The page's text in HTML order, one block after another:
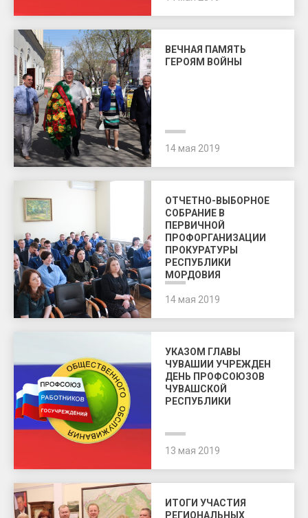
ВЕЧНАЯ ПАМЯТЬ
ГЕРОЯМ ВОЙНЫ
14 мая 2019
ОТЧЕТНО-ВЫБОРНОЕ
СОБРАНИЕ В
ПЕРВИЧНОЙ
ПРОФОРГАНИЗАЦИИ
ПРОКУРАТУРЫ
РЕСПУБЛИКИ
МОРДОВИЯ
14 мая 2019
УКАЗОМ ГЛАВЫ
ЧУВАШИИ УЧРЕЖДЕН
ДЕНЬ ПРОФСОЮЗОВ
ЧУВАШСКОЙ
РЕСПУБЛИКИ
13 мая 2019
ИТОГИ УЧАСТИЯ
РЕГИОНАЛЬНЫХ